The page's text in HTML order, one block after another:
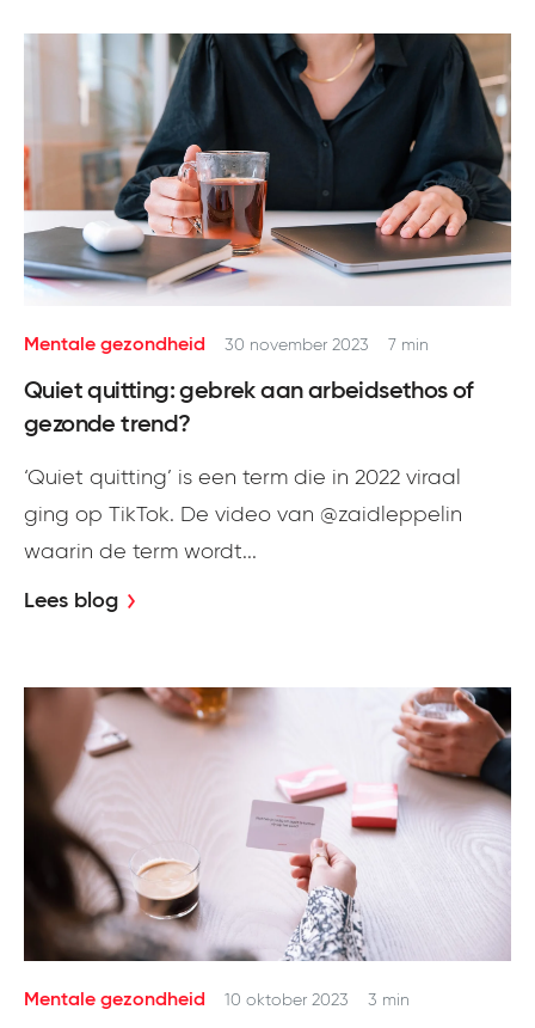
Mentale gezondheid 30 november 2023 7 min
Quiet quitting: gebrek aan arbeidsethos of
gezonde trend?
‘Quiet quitting’ is een term die in 2022 viraal
ging op TikTok. De video van @zaidleppelin
waarin de term wordt...
Lees blog
Mentale gezondheid 10 oktober 2023 3 min